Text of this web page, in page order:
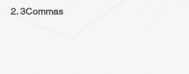
2. 3Commas